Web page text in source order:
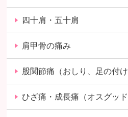
四十肩・五十肩
肩甲骨の痛み
股関節痛（おしり、足の付け
ひざ痛・成長痛（オスグッド